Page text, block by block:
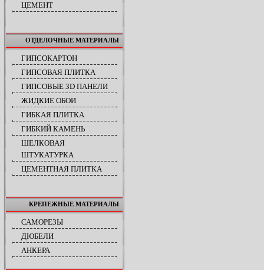
ЦЕМЕНТ
ОТДЕЛОЧНЫЕ МАТЕРИАЛЫ
ГИПСОКАРТОН
ГИПСОВАЯ ПЛИТКА
ГИПСОВЫЕ 3D ПАНЕЛИ
ЖИДКИЕ ОБОИ
ГИБКАЯ ПЛИТКА
ГИБКИЙ КАМЕНЬ
ШЕЛКОВАЯ
ШТУКАТУРКА
ЦЕМЕНТНАЯ ПЛИТКА
КРЕПЕЖНЫЕ МАТЕРИАЛЫ
САМОРЕЗЫ
ДЮБЕЛИ
АНКЕРА